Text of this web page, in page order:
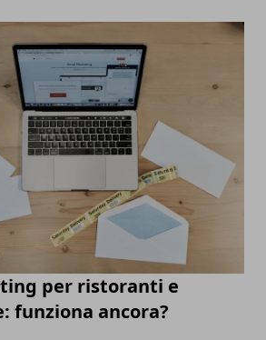
per ristoranti e
funziona ancora?